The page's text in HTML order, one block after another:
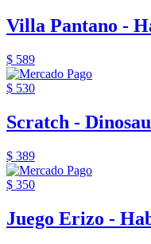
Villa Pantano -
$ 589
$ 530
Scratch -
$ 389
$ 350
Juego Erizo -